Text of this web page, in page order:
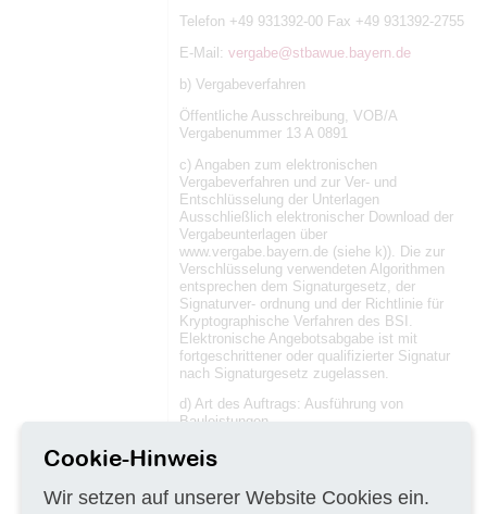
Telefon +49 931392-00 Fax +49 931392-2755
E-Mail: vergabe@stbawue.bayern.de
b) Vergabeverfahren
Öffentliche Ausschreibung, VOB/A
Vergabenummer 13 A 0891
c) Angaben zum elektronischen
Vergabeverfahren und zur Ver- und
Entschlüsselung der Unterlagen
Ausschließlich elektronischer Download der
Vergabeunterlagen über
www.vergabe.bayern.de (siehe k)). Die zur
Verschlüsselung verwendeten Algorithmen
entsprechen dem Signaturgesetz, der
Signaturver- ordnung und der Richtlinie für
Kryptographische Verfahren des BSI.
Elektronische Angebotsabgabe ist mit
fortgeschrittener oder qualifizierter Signatur
nach Signaturgesetz zugelassen.
d) Art des Auftrags: Ausführung von
Bauleistungen
e) Ort der Ausführung: 97318 Kitzingen
Cookie-Hinweis
Wir setzen auf unserer Website Cookies ein.